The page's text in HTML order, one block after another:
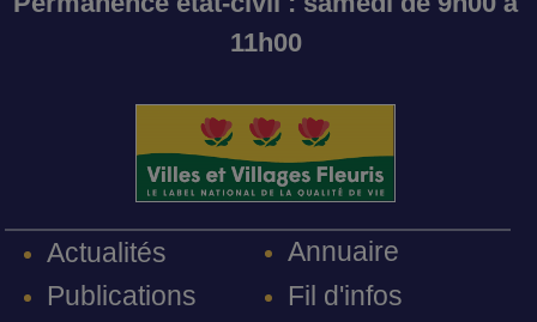
11h00
Actualités
Publications
Annuaire
Fil d'infos